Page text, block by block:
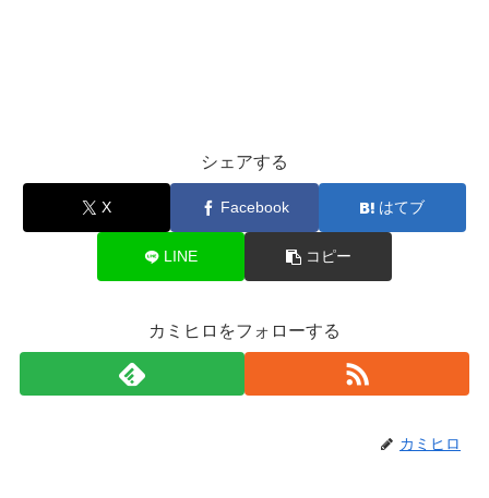
シェアする
X Facebook はてブ
LINE コピー
カミヒロをフォローする
カミヒロ